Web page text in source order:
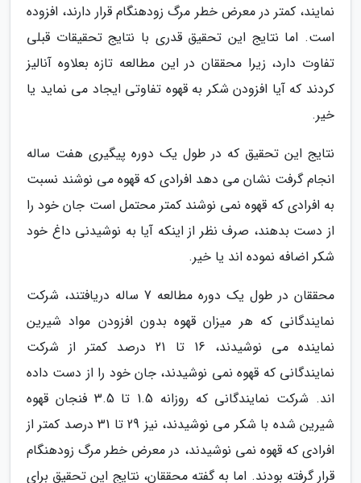
نمایند، کمتر در معرض خطر مرگ زودهنگام قرار دارند، افزوده
است. اما نتایج این تحقیق قدری با نتایج تحقیقات قبلی
تفاوت دارد، زیرا محققان در این مطالعه تازه بعلاوه آنالیز
کردند که آیا افزودن شکر به قهوه تفاوتی ایجاد می نماید یا
خیر.
نتایج این تحقیق که در طول یک دوره پیگیری هفت ساله
انجام گرفت نشان می دهد افرادی که قهوه می نوشند نسبت
به افرادی که قهوه نمی نوشند کمتر محتمل است جان خود را
از دست بدهند، صرف نظر از اینکه آیا به نوشیدنی داغ خود
شکر اضافه نموده اند یا خیر.
محققان در طول یک دوره مطالعه 7 ساله دریافتند، شرکت
نمایندگانی که هر میزان قهوه بدون افزودن مواد شیرین
نماینده می نوشیدند، 16 تا 21 درصد کمتر از شرکت
نمایندگانی که قهوه نمی نوشیدند، جان خود را از دست داده
اند. شرکت نمایندگانی که روزانه 1.5 تا 3.5 فنجان قهوه
شیرین شده با شکر می نوشیدند، نیز 29 تا 31 درصد کمتر از
افرادی که قهوه نمی نوشیدند، در معرض خطر مرگ زودهنگام
قرار گرفته بودند. اما به گفته محققان، نتایج این تحقیق برای